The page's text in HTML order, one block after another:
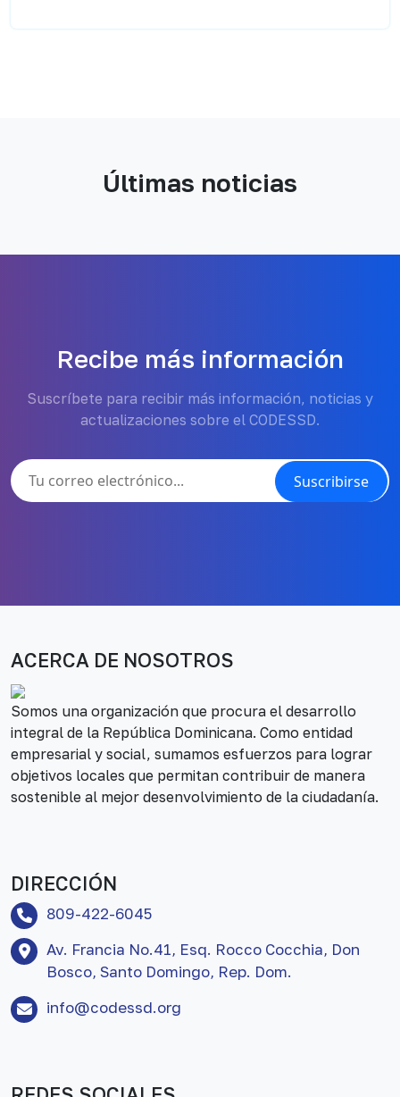
Últimas noticias
Recibe más información
Suscríbete para recibir más información, noticias y
actualizaciones sobre el CODESSD.
Suscribirse
ACERCA DE NOSOTROS
Somos una organización que procura el desarrollo
integral de la República Dominicana. Como entidad
empresarial y social, sumamos esfuerzos para lograr
objetivos locales que permitan contribuir de manera
sostenible al mejor desenvolvimiento de la ciudadanía.
DIRECCIÓN
809-422-6045
Av. Francia No.41, Esq. Rocco Cocchia, Don
Bosco, Santo Domingo, Rep. Dom.
info@codessd.org